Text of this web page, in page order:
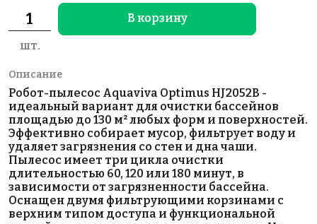
шт.
В корзину
Описание
Робот-пылесос Aquaviva Optimus HJ2052B -
идеальный вариант для очистки бассейнов
площадью до 130 м² любых форм и поверхностей.
Эффективно собирает мусор, фильтрует воду и
удаляет загрязнения со стен и дна чаши.
Пылесос имеет три цикла очистки
длительностью 60, 120 или 180 минут, в
зависимости от загрязненности бассейна.
Оснащен двумя фильтрующими корзинами c
верхним типом доступа и функциональной